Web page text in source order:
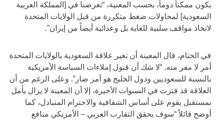
يكون ممكناً دوماً، بحسب المعنية، “تعرضنا في [المملكة العربية
السعودية] لمحاولات ضغط متكررة من قبل الولايات المتحدة
لاتخاذ مواقف سلبية للغاية بل وعدائية أيضاً من إيران”.
في الختام، قال المعينة أن تغير علاقة السعودية بالولايات المتحدة
أمر لا مفر منه. “لا شك أن قبول إملاءات السياسة الأمريكية
بالنسبة للسعوديين ودول الخليج هو أمر ضار”. وعلى الرغم من أن
العلاقة قد فترت في السنوات الأخيرة، إلا أن المعينة لا يزال يأمل
بمستقبل يقوم على أساس الشفافية والاحترام المتبادل، كما
أوضح قائلاً “سوف يحقق التقارب العربي – الأمريكي منافع